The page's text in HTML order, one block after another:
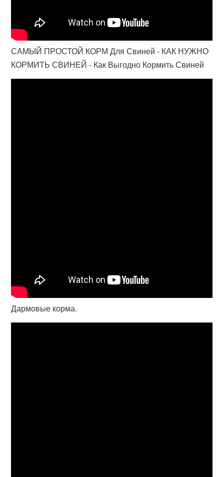
САМЫЙ ПРОСТОЙ КОРМ Для Свиней - КАК НУЖНО
КОРМИТЬ СВИНЕЙ - Как Выгодно Кормить Свиней
Дармовые корма.